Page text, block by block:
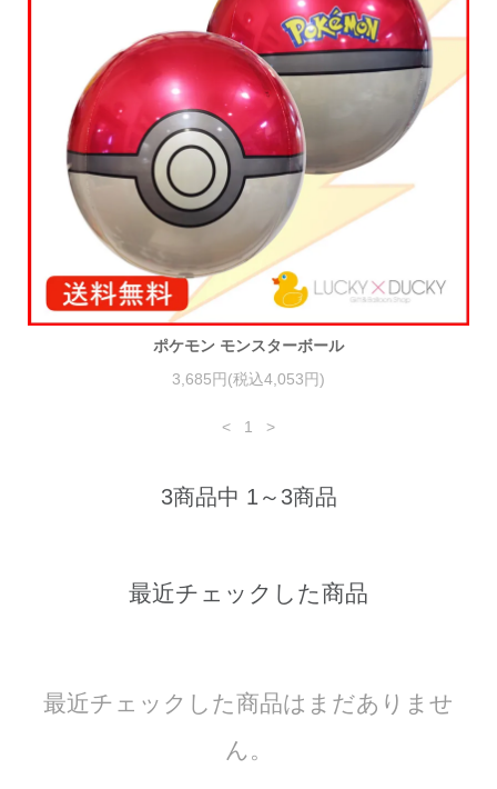
ポケモン モンスターボール
3,685円(税込4,053円)
< 1 >
3商品中 1～3商品
最近チェックした商品
最近チェックした商品はまだありませ
ん。